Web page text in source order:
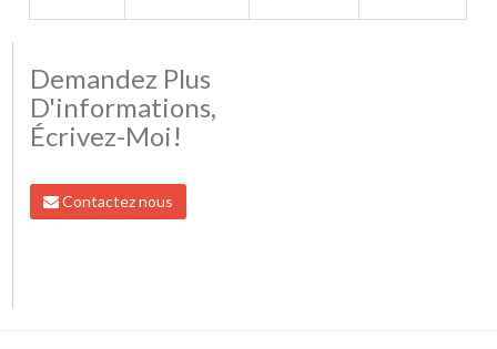
Demandez Plus
D'informations,
Écrivez-Moi!
Contactez nous